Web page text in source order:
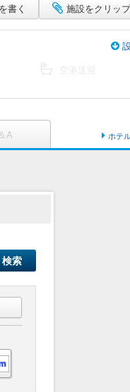
書く 施設をクリップ
A ホテ